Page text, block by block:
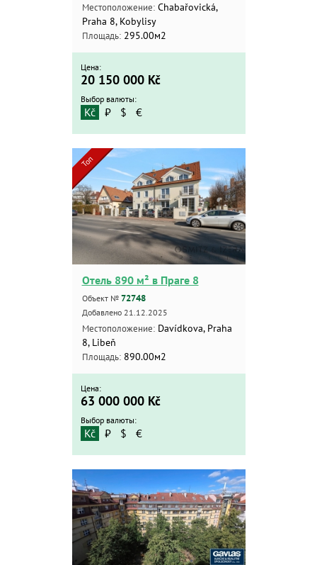
Коммерческие объекты
Площадь:
2
Kč
Расширенный поиск
Местоположение:Chabařovická,
Praha 8, Kobylisy
Площадь:295.00м2
Цена:
20 150 000 Kč
Выбор валюты:
Kč ₽ $ €
Топ
Отель 890 м² в Праге 8
Объект № 72748
Добавлено 21.12.2025
Местоположение:Davídkova, Praha
8, Libeň
Площадь:890.00м2
Цена:
63 000 000 Kč
Выбор валюты:
Kč ₽ $ €